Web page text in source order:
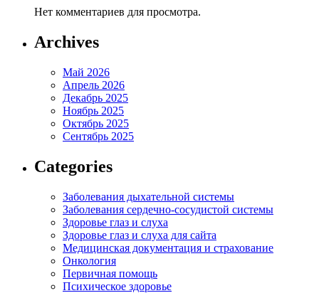
Нет комментариев для просмотра.
Archives
Май 2026
Апрель 2026
Декабрь 2025
Ноябрь 2025
Октябрь 2025
Сентябрь 2025
Categories
Заболевания дыхательной системы
Заболевания сердечно-сосудистой системы
Здоровье глаз и слуха
Здоровье глаз и слуха для сайта
Медицинская документация и страхование
Онкология
Первичная помощь
Психическое здоровье